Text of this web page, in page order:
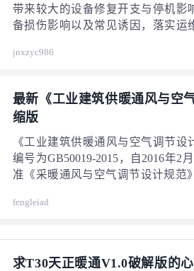
带来较大的设备修复开支与停机影
备损伤影响以及常见诱因，落实运
系统并侵入压缩机内部，易引发连
内部金属构件发生锈蚀，情况严重
节流位置形成冰堵，造成机组无法
jnxzyc986
最新《工业建筑供暖通风与空
缩版
《工业建筑供暖通风与空气调节设
编号为GB50019-2015，自2016年2
准《采暖通风与空气调节设计规范
fengleiad
求T30天正暖通V1.0破解版的心